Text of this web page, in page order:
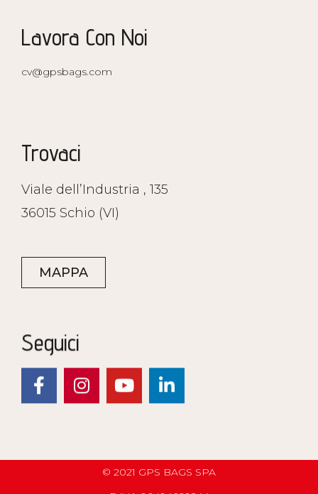
Lavora Con Noi
cv@gpsbags.com
Trovaci
Viale dell’Industria , 135
36015 Schio (VI)
MAPPA
Seguici
© 2021 GPS BAGS SPA